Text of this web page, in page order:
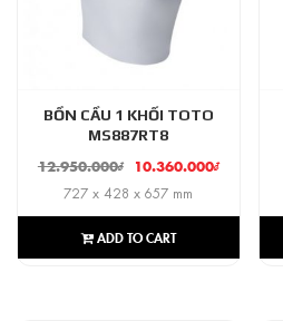
BỒN CẦU 1 KHỐI TOTO
MS887RT8
12.950.000₫ 10.360.000₫
727 x 428 x 657 mm
ADD TO CART